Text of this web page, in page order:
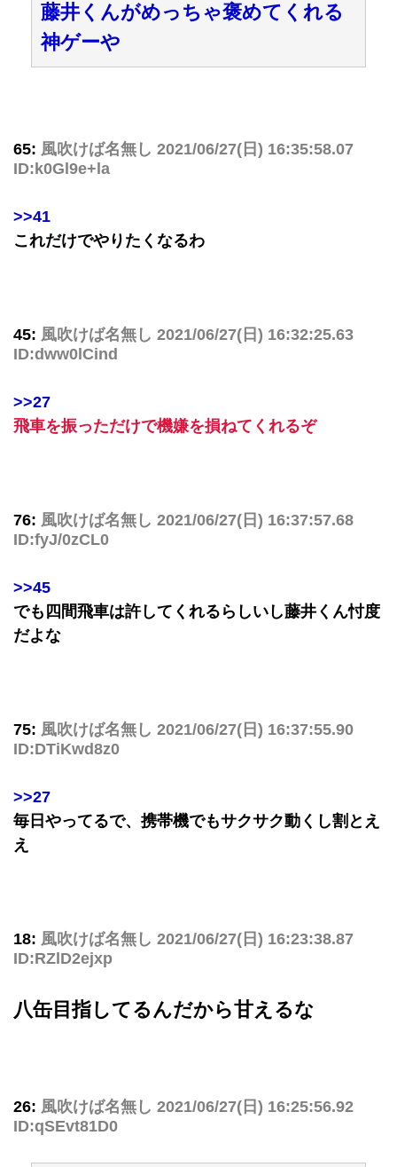
藤井くんがめっちゃ褒めてくれる
神ゲーや
65: 風吹けば名無し 2021/06/27(日) 16:35:58.07
ID:k0Gl9e+la
>>41
これだけでやりたくなるわ
45: 風吹けば名無し 2021/06/27(日) 16:32:25.63
ID:dww0lCind
>>27
飛車を振っただけで機嫌を損ねてくれるぞ
76: 風吹けば名無し 2021/06/27(日) 16:37:57.68
ID:fyJ/0zCL0
>>45
でも四間飛車は許してくれるらしいし藤井くん忖度
だよな
75: 風吹けば名無し 2021/06/27(日) 16:37:55.90
ID:DTiKwd8z0
>>27
毎日やってるで、携帯機でもサクサク動くし割とえ
え
18: 風吹けば名無し 2021/06/27(日) 16:23:38.87
ID:RZlD2ejxp
八缶目指してるんだから甘えるな
26: 風吹けば名無し 2021/06/27(日) 16:25:56.92
ID:qSEvt81D0